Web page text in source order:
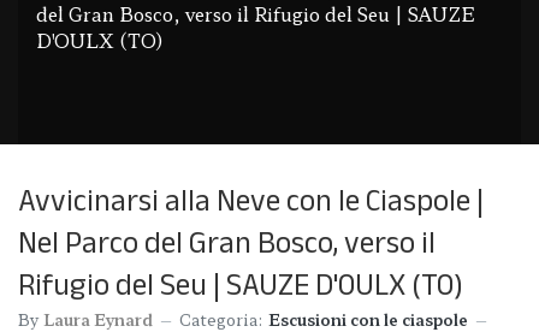
del Gran Bosco, verso il Rifugio del Seu | SAUZE
D'OULX (TO)
Avvicinarsi alla Neve con le Ciaspole |
Nel Parco del Gran Bosco, verso il
Rifugio del Seu | SAUZE D'OULX (TO)
By Laura Eynard Categoria: Escusioni con le ciaspole